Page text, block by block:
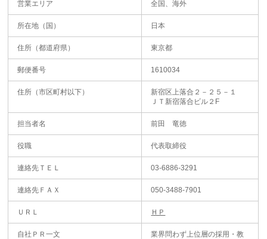
営業エリア 全国、海外
所在地（国） 日本
住所（都道府県） 東京都
郵便番号 1610034
住所（市区町村以下）
新宿区上落合２－２５－１
ＪＴ新宿落合ビル２F
担当者名 前田 竜徳
役職 代表取締役
連絡先ＴＥＬ 03-6886-3291
連絡先ＦＡＸ 050-3488-7901
ＵＲＬ ＨＰ
自社ＰＲ一文
業界問わず上位層の採用・教